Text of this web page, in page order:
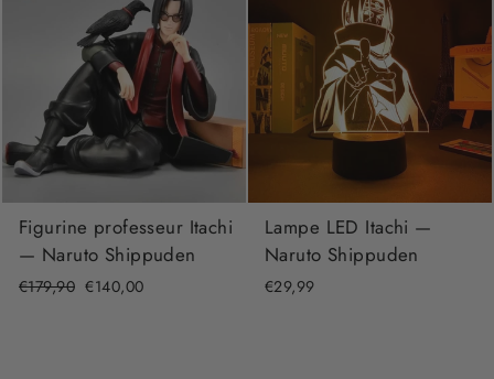
Figurine professeur Itachi
— Naruto Shippuden
Prix
€179,90 Prix
€140,00
Lampe LED Itachi —
Naruto Shippuden
€29,99